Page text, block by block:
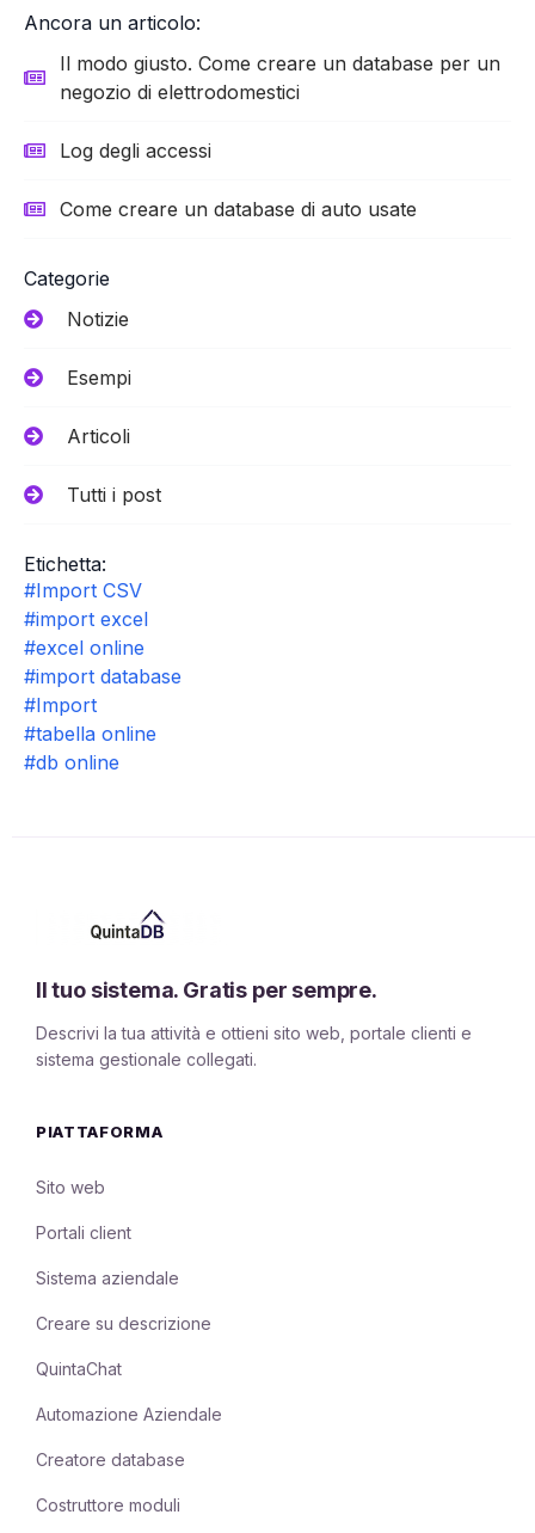
Ancora un articolo:
Il modo giusto. Come creare un database per un
negozio di elettrodomestici
Log degli accessi
Come creare un database di auto usate
Categorie
Notizie
Esempi
Articoli
Tutti i post
Etichetta:
#Import CSV
#import excel
#excel online
#import database
#Import
#tabella online
#db online
Il tuo sistema. Gratis per sempre.
Descrivi la tua attività e ottieni sito web, portale clienti e
sistema gestionale collegati.
PIATTAFORMA
Sito web
Portali client
Sistema aziendale
Creare su descrizione
QuintaChat
Automazione Aziendale
Creatore database
Costruttore moduli